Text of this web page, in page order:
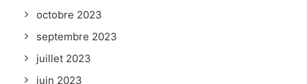
octobre 2023
septembre 2023
juillet 2023
juin 2023